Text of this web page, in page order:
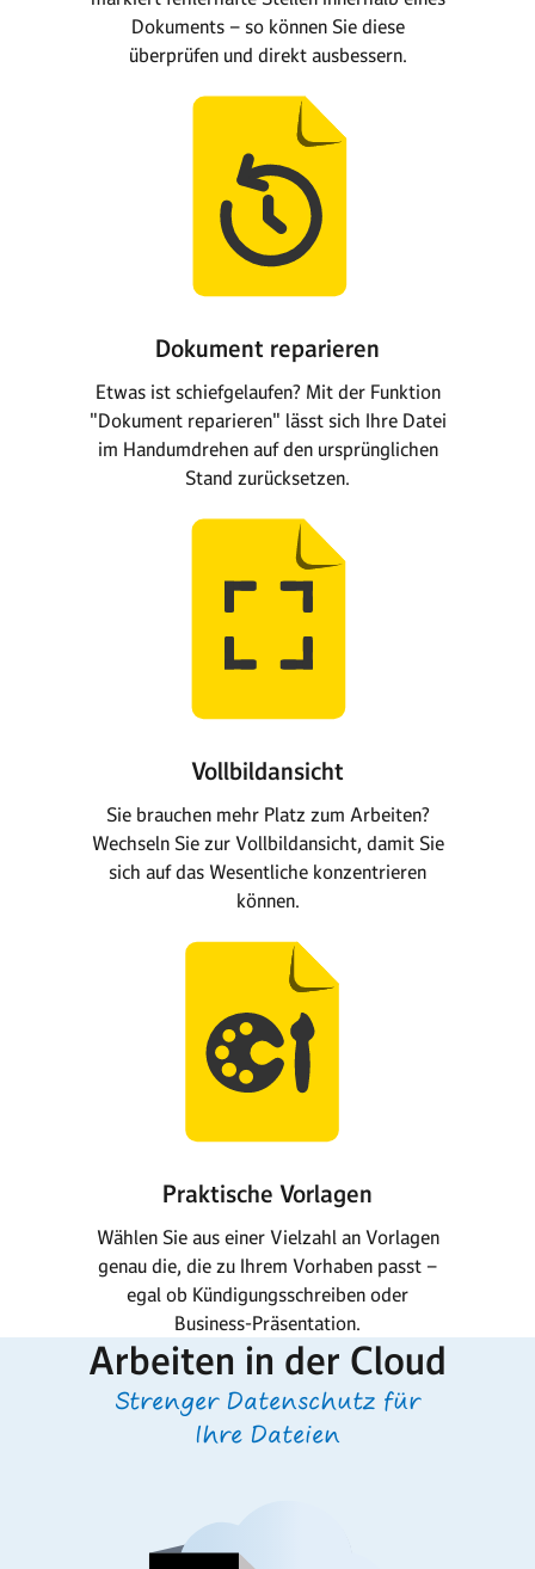
Dokuments – so können Sie diese
überprüfen und direkt ausbessern.
Dokument reparieren
Etwas ist schiefgelaufen? Mit der Funktion
"Dokument reparieren" lässt sich Ihre Datei
im Handumdrehen auf den ur­sprünglichen
Stand zurücksetzen.
Vollbildansicht
Sie brauchen mehr Platz zum Arbeiten?
Wechseln Sie zur Vollbildansicht, damit Sie
sich auf das Wesentliche konzentrieren
können.
Praktische Vorlagen
Wählen Sie aus einer Vielzahl an Vorlagen
genau die, die zu Ihrem Vorhaben passt –
egal ob Kündigungs­schreiben oder
Business-Präsentation.
Arbeiten in der Cloud
Strenger Datenschutz für
Ihre Dateien